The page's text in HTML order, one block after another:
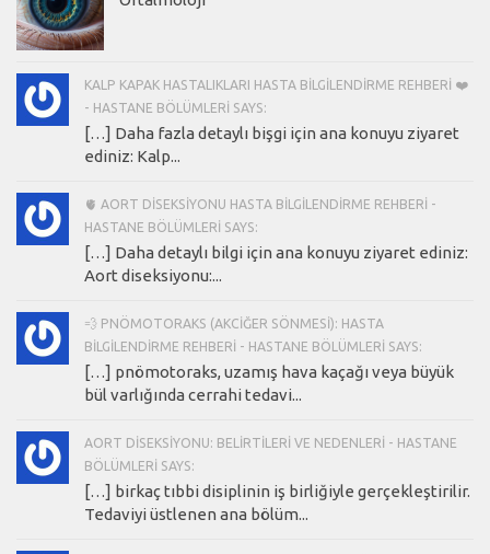
KALP KAPAK HASTALIKLARI HASTA BILGILENDIRME REHBERI ❤️
- HASTANE BÖLÜMLERI SAYS:
[…] Daha fazla detaylı bişgi için ana konuyu ziyaret
ediniz: Kalp...
🫀 AORT DISEKSIYONU HASTA BILGILENDIRME REHBERI -
HASTANE BÖLÜMLERI SAYS:
[…] Daha detaylı bilgi için ana konuyu ziyaret ediniz:
Aort diseksiyonu:...
💨 PNÖMOTORAKS (AKCIĞER SÖNMESI): HASTA
BILGILENDIRME REHBERI - HASTANE BÖLÜMLERI SAYS:
[…] pnömotoraks, uzamış hava kaçağı veya büyük
bül varlığında cerrahi tedavi...
AORT DISEKSIYONU: BELIRTILERI VE NEDENLERI - HASTANE
BÖLÜMLERI SAYS:
[…] birkaç tıbbi disiplinin iş birliğiyle gerçekleştirilir.
Tedaviyi üstlenen ana bölüm...